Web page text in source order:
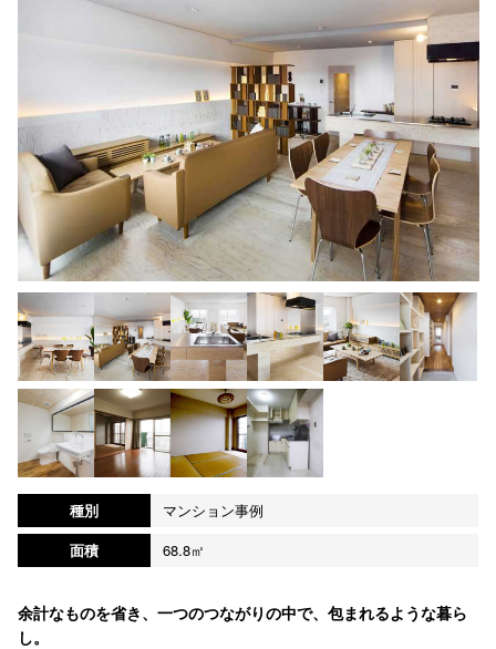
種別
マンション事例
面積
68.8㎡
余計なものを省き、一つのつながりの中で、包まれるような暮ら
し。